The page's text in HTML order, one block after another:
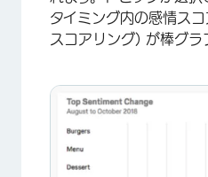
タイミング内の感情ス
スコアリング) が棒グラ